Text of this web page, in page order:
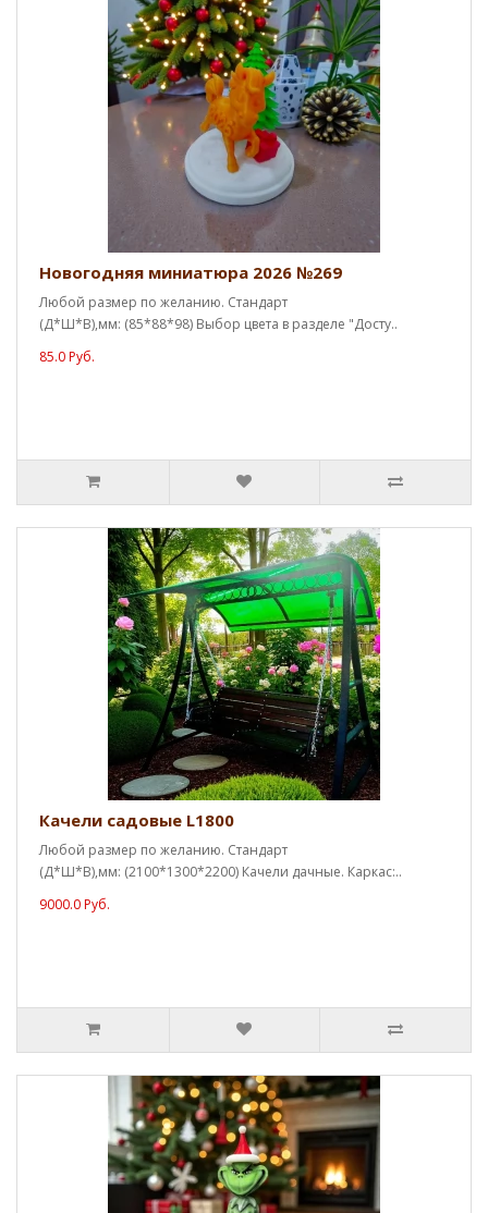
Новогодняя миниатюра 2026 №269
Любой размер по желанию. Стандарт
(Д*Ш*В),мм: (85*88*98) Выбор цвета в разделе "Досту..
85.0 Руб.
Качели садовые L1800
Любой размер по желанию. Стандарт
(Д*Ш*В),мм: (2100*1300*2200) Качели дачные. Каркас:..
9000.0 Руб.